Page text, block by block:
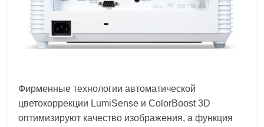
Фирменные технологии автоматической
цветокоррекции LumiSense и ColorBoost 3D
оптимизируют качество изображения, а функция